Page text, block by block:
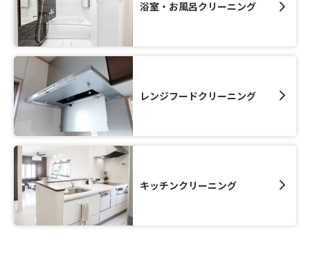
浴室・お風呂クリーニング
レンジフードクリーニング
キッチンクリーニング